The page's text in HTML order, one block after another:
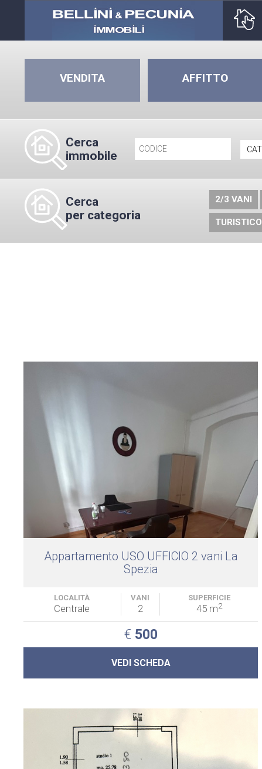
VENDITA AFFITTO
Cerca
immobile
Cerca
per categoria
2/3 VANI
TURISTICO
Appartamento USO UFFICIO 2 vani La
Spezia
LOCALITÀ
Centrale
VANI
2
SUPERFICIE
45 m2
€ 500
VEDI SCHEDA